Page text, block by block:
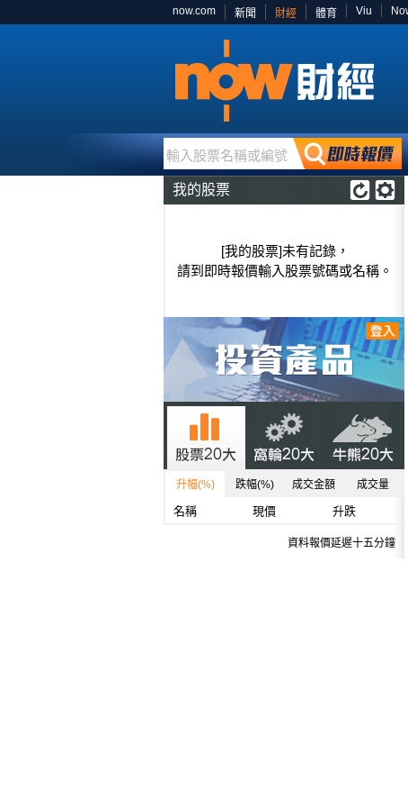
now.com 新聞 財經 體育 Viu
輸入股票名稱或編號
我的股票
[我的股票]未有記錄，
請到即時報價輸入股票號碼或名稱。
升幅(%) 跌幅(%) 成交金額 成交量
名稱 現價 升跌
資料報價延遲十五分鐘